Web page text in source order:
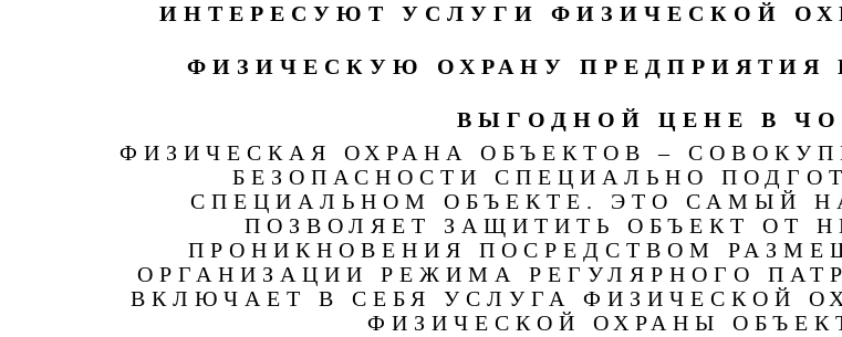
ИНТЕРЕСУЮТ УСЛУГИ ФИЗИЧЕСКОЙ
ФИЗИЧЕСКУЮ ОХРАНУ ПРЕДПРИЯТИЯ
ВЫГОДНОЙ ЦЕНЕ В
ФИЗИЧЕСКАЯ ОХРАНА ОБЪЕКТОВ –
БЕЗОПАСНОСТИ СПЕЦИАЛЬНО
СПЕЦИАЛЬНОМ ОБЪЕКТЕ. ЭТО САМЫЙ
ПОЗВОЛЯЕТ ЗАЩИТИТЬ ОБЪЕКТ ОТ
ПРОНИКНОВЕНИЯ ПОСРЕДСТВОМ
ОРГАНИЗАЦИИ РЕЖИМА РЕГУЛЯРНОГО
ВКЛЮЧАЕТ В СЕБЯ УСЛУГА ФИЗИЧЕСКОЙ
ФИЗИЧЕСКОЙ ОХРАНЫ